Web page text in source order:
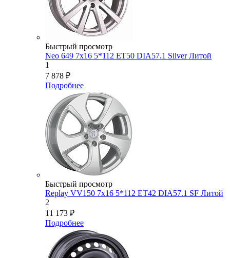
Быстрый просмотр
Neo 649 7x16 5*112 ET50 DIA57.1 Silver Литой
1
7 878 ₽
Подробнее
Быстрый просмотр
Replay VV150 7x16 5*112 ET42 DIA57.1 SF Литой
2
11 173 ₽
Подробнее